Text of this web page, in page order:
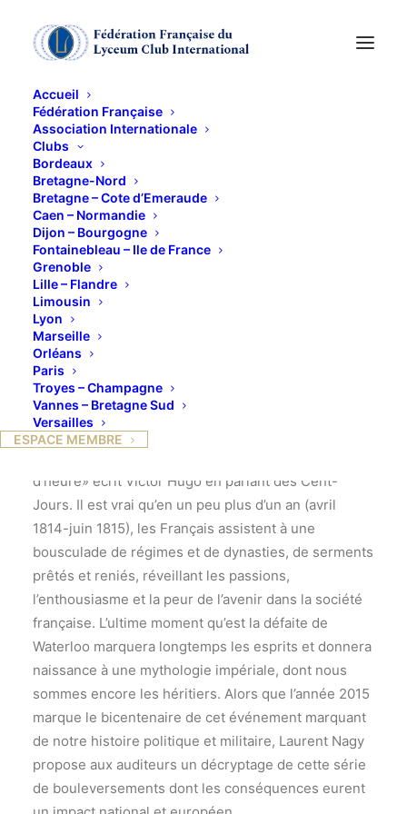
Accueil
Fédération Française
Association Internationale
Clubs
Bordeaux
Bretagne-Nord
Bretagne – Cote d’Emeraude
Caen – Normandie
Dijon – Bourgogne
Fontainebleau – Ile de France
Grenoble
Lille – Flandre
Limousin
Lyon
Marseille
Orléans
Paris
Troyes – Champagne
Vannes – Bretagne Sud
Versailles
ESPACE MEMBRE
CONFERENCE sur
NAPOLEON
21 SEPTEMBRE 2015
Les Cent-Jours de Napoléon 1
Waterloo, par Laurent NAGY, enseignant, éditeur
d’ouvrages, conférencier et auteur de nombreux
articles universitaires.
d’heure» écrit Victor Hugo en parlant des Cent-
Jours. Il est vrai qu’en un peu plus d’un an (avril
1814-juin 1815), les Français assistent à une
bousculade de régimes et de dynasties, de serments
prêtés et reniés, réveillant les passions,
l’enthousiasme et la peur de l’avenir dans la société
française. L’ultime moment qu’est la défaite de
Waterloo marquera longtemps les esprits et donnera
naissance à une mythologie impériale, dont nous
sommes encore les héritiers. Alors que l’année 2015
marque le bicentenaire de cet événement marquant
de notre histoire politique et militaire, Laurent Nagy
propose aux auditeurs un décryptage de cette série
de bouleversements dont les conséquences eurent